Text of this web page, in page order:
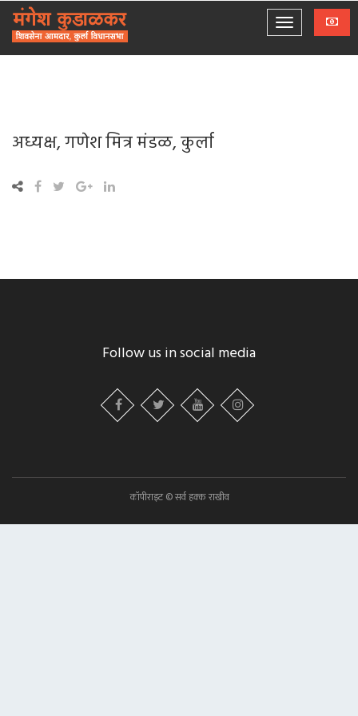
अध्यक्ष, गणेश मित्र मंडळ, कुर्ला
Follow us in social media
कॉपीराइट © सर्व हक्क राखीव